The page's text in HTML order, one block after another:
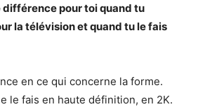
différence pour toi quand tu
la télévision et quand tu le fais
en ce qui concerne la forme.
le fais en haute définition, en 2K.